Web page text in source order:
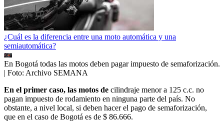
¿Cuál es la diferencia entre una moto automática y una
semiautomática?
En Bogotá todas las motos deben pagar impuesto de semaforización.
| Foto: Archivo SEMANA
En el primer caso, las motos de cilindraje menor a 125 c.c. no
pagan impuesto de rodamiento en ninguna parte del país. No
obstante, a nivel local, si deben hacer el pago de semaforización,
que en el caso de Bogotá es de $ 86.666.